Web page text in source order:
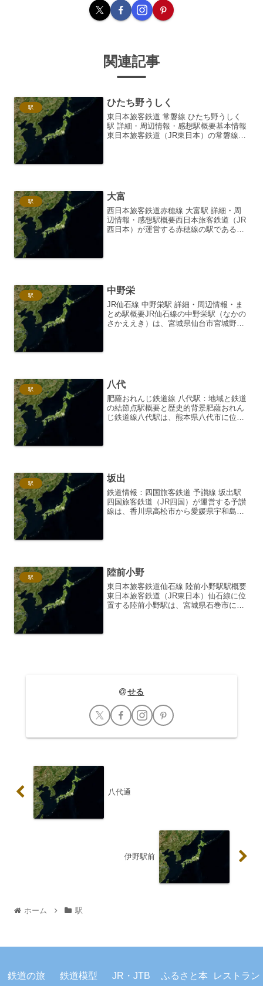
関連記事
駅 ひたち野うしく
東日本旅客鉄道 常磐線 ひたち野うしく
駅 詳細・周辺情報・感想駅概要基本情報
東日本旅客鉄道（JR東日本）の常磐線に
駅 大富
西日本旅客鉄道赤穂線 大富駅 詳細・周
辺情報・感想駅概要西日本旅客鉄道（JR
西日本）が運営する赤穂線の駅である大
駅 中野栄
JR仙石線 中野栄駅 詳細・周辺情報・ま
とめ駅概要JR仙石線の中野栄駅（なかの
さかええき）は、宮城県仙台市宮城野区
駅 八代
肥薩おれんじ鉄道線 八代駅：地域と鉄道
の結節点駅概要と歴史的背景肥薩おれん
じ鉄道線八代駅は、熊本県八代市に位置
駅 坂出
鉄道情報：四国旅客鉄道 予讃線 坂出駅
四国旅客鉄道（JR四国）が運営する予讃
線は、香川県高松市から愛媛県宇和島市
駅 陸前小野
東日本旅客鉄道仙石線 陸前小野駅駅概要
東日本旅客鉄道（JR東日本）仙石線に位
置する陸前小野駅は、宮城県石巻市にあ
せる
八代通
伊野駅前
ホーム 駅
プライバシーポリシー お問い合わせ
鉄道の旅 鉄道模型 JR・JTB ふるさと本 レストラン